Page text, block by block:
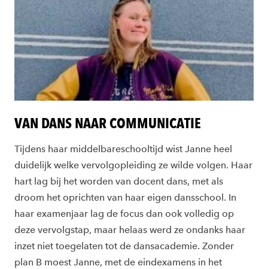
VAN DANS NAAR COMMUNICATIE
Tijdens haar middelbareschooltijd wist Janne heel
duidelijk welke vervolgopleiding ze wilde volgen. Haar
hart lag bij het worden van docent dans, met als
droom het oprichten van haar eigen dansschool. In
haar examenjaar lag de focus dan ook volledig op
deze vervolgstap, maar helaas werd ze ondanks haar
inzet niet toegelaten tot de dansacademie. Zonder
plan B moest Janne, met de eindexamens in het